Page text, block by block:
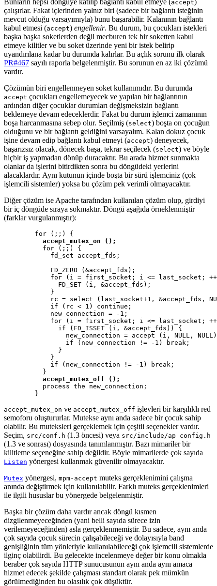
accept
çalışırlar. Fakat içlerinden yalnız biri (sadece bir bağlantı isteğinin
mevcut olduğu varsayımıyla) bunu başarabilir. Kalanının bağlantı
kabul etmesi (accept) engellenir. Bu durum, bu çocukları istekleri
başka başka soketlerden değil mecburen tek bir soketten kabul
etmeye kilitler ve bu soket üzerinde yeni bir istek belirip
uyandırılana kadar bu durumda kalırlar. Bu açlık sorunu ilk olarak
PR#467 sayılı raporla belgelenmiştir. Bu sorunun en az iki çözümü
vardır.
Çözümün biri engellenmeyen soket kullanımıdır. Bu durumda
accept çocukları engellemeyecek ve yapılan bir bağlantının
ardından diğer çocuklar durumları değişmeksizin bağlantı
beklemeye devam edeceklerdir. Fakat bu durum işlemci zamanının
boşa harcanmasına sebep olur. Seçilmiş (select) boşta on çocuğun
olduğunu ve bir bağlantı geldiğini varsayalım. Kalan dokuz çocuk
işine devam edip bağlantı kabul etmeyi (accept) deneyecek,
başarızsız olacak, dönecek başa, tekrar seçilecek (select) ve böyle
hiçbir iş yapmadan dönüp duracaktır. Bu arada hizmet sunmakta
olanlar da işlerini bitirdikten sonra bu döngüdeki yerlerini
alacaklardır. Aynı kutunun içinde boşta bir sürü işlemciniz (çok
işlemcili sistemler) yoksa bu çözüm pek verimli olmayacaktır.
Diğer çözüm ise Apache tarafından kullanılan çözüm olup, girdiyi
bir iç döngüde sıraya sokmaktır. Döngü aşağıda örneklenmiştir
(farklar vurgulanmıştır):
        for (;;) {
accept_mutex_on ();
          for (;;) {
            fd_set accept_fds;
            FD_ZERO (&accept_fds);
for (i = first_socket; i <= last_socket;
              FD_SET (i, &accept_fds);
            }
rc = select (last_socket+1, &accept_fds,
            if (rc < 1) continue;
            new_connection = -1;
for (i = first_socket; i <= last_socket;
              if (FD_ISSET (i, &accept_fds)) {
new_connection = accept (i, NULL,
                if (new_connection != -1) break;
              }
            }
            if (new_connection != -1) break;
          }
accept_mutex_off ();
          process the new_connection;
        }
accept_mutex_on ve accept_mutex_off işlevleri bir karşılıklı red
semoforu oluştururlar. Mutekse aynı anda sadece bir çocuk sahip
olabilir. Bu muteksleri gerçeklemek için çeşitli seçenekler vardır.
Seçim, src/conf.h (1.3 öncesi) veya src/include/ap_config.h
(1.3 ve sonrası) dosyasında tanımlanmıştır. Bazı mimariler bir
kilitleme seçeneğine sahip değildir. Böyle mimarilerde çok sayıda
Listen yönergesi kullanmak güvenilir olmayacaktır.
Mutex yönergesi, mpm-accept muteks gerçeklenimini çalışma
anında değiştirmek için kullanılabilir. Farklı muteks gerçeklenimleri
ile ilgili hususlar bu yönergede belgelenmiştir.
Başka bir çözüm daha vardır ancak döngü kısmen
dizgilenmeyeceğinden (yani belli sayıda sürece izin
verilemeyeceğinden) asla gerçeklenmemiştir. Bu sadece, aynı anda
çok sayıda çocuk sürecin çalışabileceği ve dolayısıyla band
genişliğinin tüm yönleriyle kullanılabileceği çok işlemcili sistemlerde
ilginç olabilirdi. Bu gelecekte incelenmeye değer bir konu olmakla
beraber çok sayıda HTTP sunucusunun aynı anda aynı amaca
hizmet edecek şekilde çalışması standart olarak pek mümkün
görülmediğinden bu olasılık çok düşüktür.